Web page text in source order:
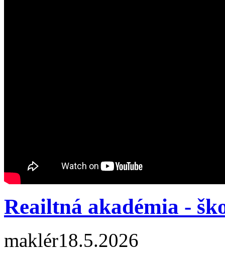
Reailtná akadémia -
maklér18.5.2026